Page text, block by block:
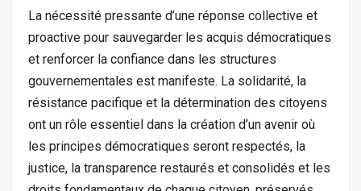
La nécessité pressante d’une réponse collective et
proactive pour sauvegarder les acquis démocratiques
et renforcer la confiance dans les structures
gouvernementales est manifeste. La solidarité, la
résistance pacifique et la détermination des citoyens
ont un rôle essentiel dans la création d’un avenir où
les principes démocratiques seront respectés, la
justice, la transparence restaurés et consolidés et les